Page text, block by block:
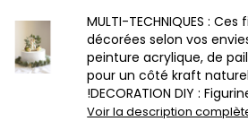
MULTI-TECHNIQUES :
décorées selon vos
peinture acrylique, de
pour un côté kraft
!DECORATION DIY :
Voir la description